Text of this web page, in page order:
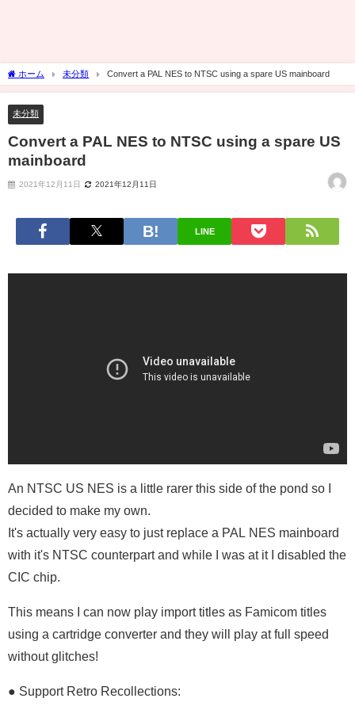
ホーム 未分類 Convert a PAL NES to NTSC using a spare US mainboard
未分類
Convert a PAL NES to NTSC using a spare US
mainboard
2021年12月11日 2021年12月11日
LINE
An NTSC US NES is a little rarer this side of the pond so I
decided to make my own.
It's actually very easy to just replace a PAL NES mainboard
with it's NTSC counterpart and while I was at it I disabled the
CIC chip.
This means I can now play import titles as Famicom titles
using a cartridge converter and they will play at full speed
without glitches!
● Support Retro Recollections: